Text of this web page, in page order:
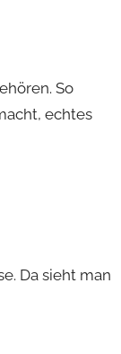
So
echtes
Da sieht man